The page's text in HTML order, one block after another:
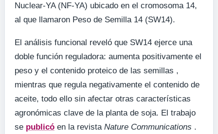
Nuclear-YA (NF-YA) ubicado en el cromosoma 14,
al que llamaron Peso de Semilla 14 (SW14).
El análisis funcional reveló que SW14 ejerce una
doble función reguladora: aumenta positivamente el
peso y el contenido proteico de las semillas ,
mientras que regula negativamente el contenido de
aceite, todo ello sin afectar otras características
agronómicas clave de la planta de soja. El trabajo
se publicó en la revista Nature Communications .